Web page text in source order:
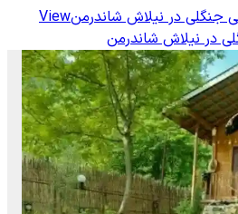
جنگلی در نیلاش شاندرمنView
در نیلاش شاندرمن